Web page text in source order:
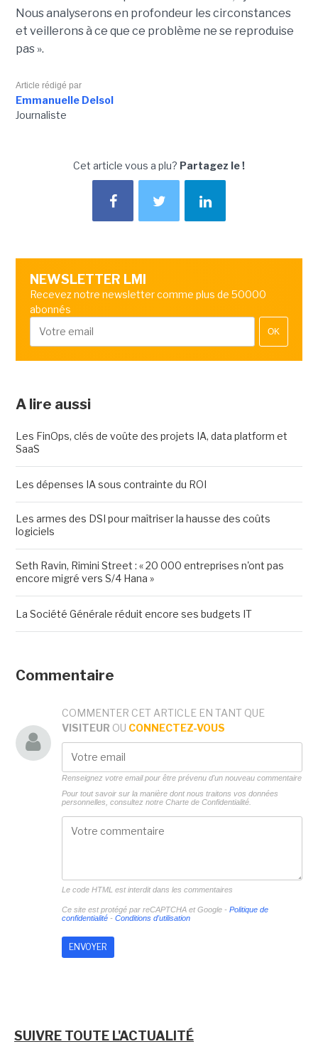
Nous analyserons en profondeur les circonstances
et veillerons à ce que ce problème ne se reproduise
pas ».
Article rédigé par
Emmanuelle Delsol
Journaliste
Cet article vous a plu? Partagez le !
NEWSLETTER LMI
Recevez notre newsletter comme plus de 50000
abonnés
OK
A lire aussi
Les FinOps, clés de voûte des projets IA, data platform et
SaaS
Les dépenses IA sous contrainte du ROI
Les armes des DSI pour maîtriser la hausse des coûts
logiciels
Seth Ravin, Rimini Street : « 20 000 entreprises n'ont pas
encore migré vers S/4 Hana »
La Société Générale réduit encore ses budgets IT
Commentaire
COMMENTER CET ARTICLE EN TANT QUE
VISITEUR OU CONNECTEZ-VOUS
Renseignez votre email pour être prévenu d'un nouveau commentaire
Pour tout savoir sur la manière dont nous traitons vos données
personnelles, consultez notre Charte de Confidentialité.
Le code HTML est interdit dans les commentaires
Ce site est protégé par reCAPTCHA et Google - Politique de
confidentialité- Conditions d'utilisation
SUIVRE TOUTE L'ACTUALITÉ